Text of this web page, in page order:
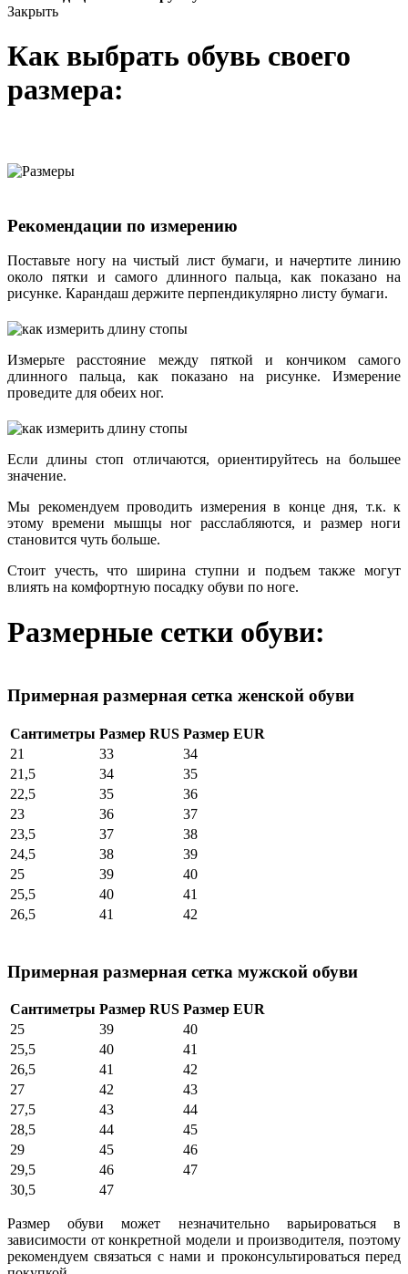
Закрыть
Как выбрать обувь своего
размера:
Рекомендации по измерению
Поставьте ногу на чистый лист бумаги, и начертите линию
около пятки и самого длинного пальца, как показано на
рисунке. Карандаш держите перпендикулярно листу бумаги.
Измерьте расстояние между пяткой и кончиком самого
длинного пальца, как показано на рисунке. Измерение
проведите для обеих ног.
Если длины стоп отличаются, ориентируйтесь на большее
значение.
Мы рекомендуем проводить измерения в конце дня, т.к. к
этому времени мышцы ног расслабляются, и размер ноги
становится чуть больше.
Стоит учесть, что ширина ступни и подъем также могут
влиять на комфортную посадку обуви по ноге.
Размерные сетки обуви:
Примерная размерная сетка женской обуви
Сантиметры Размер RUS Размер EUR
21
33
34
21,5
34
35
22,5
35
36
23
36
37
23,5
37
38
24,5
38
39
25
39
40
25,5
40
41
26,5
41 42
Примерная размерная сетка мужской обуви
Сантиметры Размер RUS Размер EUR
25
39
40
25,5
40
41
26,5
41
42
27
42
43
27,5
43
44
28,5
44
45
29
45
46
29,5
46
47
30,5
47
Размер обуви может незначительно варьироваться в
зависимости от конкретной модели и производителя, поэтому
рекомендуем связаться с нами и проконсультироваться перед